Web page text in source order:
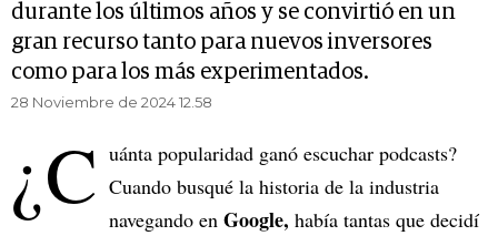
durante los últimos años y se convirtió en un
gran recurso tanto para nuevos inversores
como para los más experimentados.
28 Noviembre de 2024 12.58
¿C uánta popularidad ganó escuchar podcasts?
Cuando busqué la historia de la industria
navegando en Google, había tantas que decidí